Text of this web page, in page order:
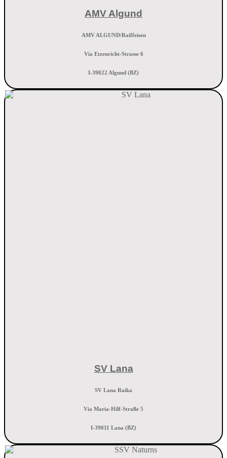
AMV Algund
AMV ALGUND/Raiffeisen
Via Etzenricht-Strasse 6
I-39022 Algund (BZ)
SV Lana
SV Lana Raika
Via Maria-Hilf-Straße 5
I-39011 Lana (BZ)